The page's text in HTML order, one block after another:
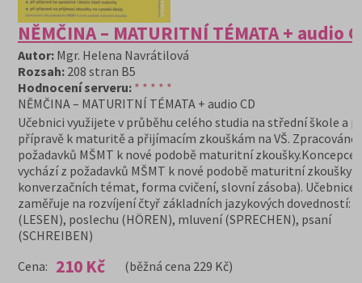
NĚMČINA – MATURITNÍ TÉMATA + audio
Autor: Mgr. Helena Navrátilová
Rozsah: 208 stran B5
Hodnocení serveru: * * * * *
NĚMČINA – MATURITNÍ TÉMATA + audio CD
Učebnici využijete v průběhu celého studia na střední škole a
přípravě k maturitě a přijímacím zkouškám na VŠ. Zpracováno
požadavků MŠMT k nové podobě maturitní zkoušky.Koncepce
vychází z požadavků MŠMT k nové podobě maturitní zkoušky
konverzačních témat, forma cvičení, slovní zásoba). Učebnice
zaměřuje na rozvíjení čtyř základních jazykových dovedností:
(LESEN), poslechu (HÖREN), mluvení (SPRECHEN), psaní
(SCHREIBEN)
Cena: 210 Kč
(běžná cena 229 Kč)